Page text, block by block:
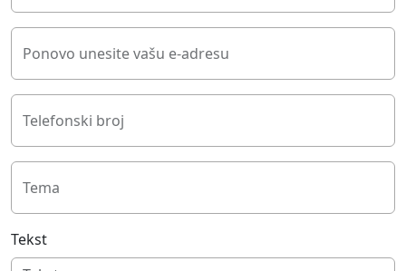
Ponovo unesite vašu e-adresu
Telefonski broj
Tema
Tekst